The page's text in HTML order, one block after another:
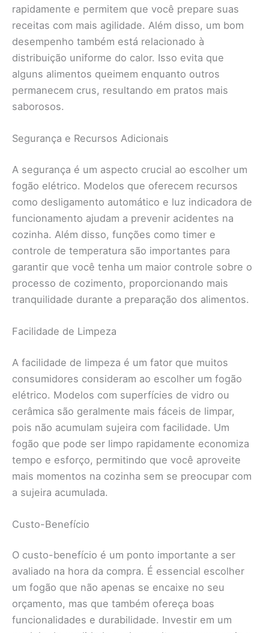
rapidamente e permitem que você prepare suas
receitas com mais agilidade. Além disso, um bom
desempenho também está relacionado à
distribuição uniforme do calor. Isso evita que
alguns alimentos queimem enquanto outros
permanecem crus, resultando em pratos mais
saborosos.
Segurança e Recursos Adicionais
A segurança é um aspecto crucial ao escolher um
fogão elétrico. Modelos que oferecem recursos
como desligamento automático e luz indicadora de
funcionamento ajudam a prevenir acidentes na
cozinha. Além disso, funções como timer e
controle de temperatura são importantes para
garantir que você tenha um maior controle sobre o
processo de cozimento, proporcionando mais
tranquilidade durante a preparação dos alimentos.
Facilidade de Limpeza
A facilidade de limpeza é um fator que muitos
consumidores consideram ao escolher um fogão
elétrico. Modelos com superfícies de vidro ou
cerâmica são geralmente mais fáceis de limpar,
pois não acumulam sujeira com facilidade. Um
fogão que pode ser limpo rapidamente economiza
tempo e esforço, permitindo que você aproveite
mais momentos na cozinha sem se preocupar com
a sujeira acumulada.
Custo-Benefício
O custo-benefício é um ponto importante a ser
avaliado na hora da compra. É essencial escolher
um fogão que não apenas se encaixe no seu
orçamento, mas que também ofereça boas
funcionalidades e durabilidade. Investir em um